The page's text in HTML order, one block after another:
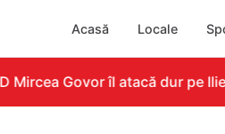
Acasă Locale
Govor îl atacă dur pe